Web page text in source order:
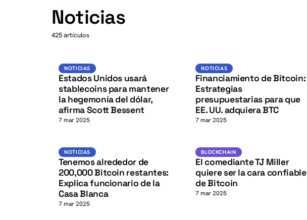
Noticias
425 artículos
NOTICIAS K
NOTICIAS
Estados Unidos usará
stablecoins para mantener
la hegemonía del dólar,
afirma Scott Bessent
7 mar 2025
NOTICIAS K
NOTICIAS
Financiamiento de Bitcoin:
Estrategias
presupuestarias para que
EE. UU. adquiera BTC
7 mar 2025
NOTICIAS K
NOTICIAS
Tenemos alrededor de
200,000 Bitcoin restantes:
Explica funcionario de la
Casa Blanca
7 mar 2025
BLOCKCHAIN BTCK
BLOCKCHAIN
El comediante TJ Miller
quiere ser la cara confiable
de Bitcoin
7 mar 2025